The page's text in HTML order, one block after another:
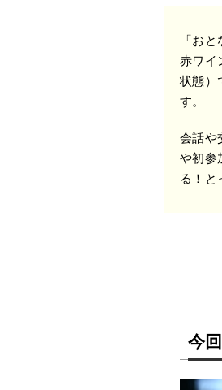
「お
赤ワイ
状態）
す。
会話や
や初参
る！と
今